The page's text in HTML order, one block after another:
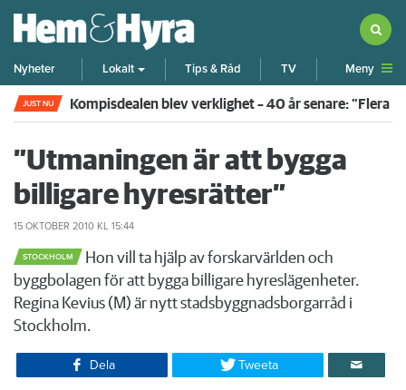
Nyheter Lokalt Tips & Råd TV Meny
JUST NU Kompisdealen blev verklighet – 40 år senare: "Flera
”Utmaningen är att bygga
billigare hyresrätter”
15 OKTOBER 2010 KL 15:44
STOCKHOLM
Hon vill ta hjälp av forskarvärlden och
byggbolagen för att bygga billigare hyreslägenheter.
Regina Kevius (M) är nytt stadsbyggnadsborgarråd i
Stockholm.
Dela Tweeta